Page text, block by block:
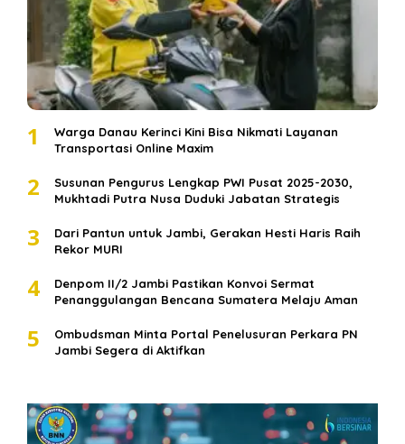
1
Warga Danau Kerinci Kini Bisa Nikmati Layanan
Transportasi Online Maxim
2
Susunan Pengurus Lengkap PWI Pusat 2025-2030,
Mukhtadi Putra Nusa Duduki Jabatan Strategis
3
Dari Pantun untuk Jambi, Gerakan Hesti Haris Raih
Rekor MURI
4
Denpom II/2 Jambi Pastikan Konvoi Sermat
Penanggulangan Bencana Sumatera Melaju Aman
5
Ombudsman Minta Portal Penelusuran Perkara PN
Jambi Segera di Aktifkan